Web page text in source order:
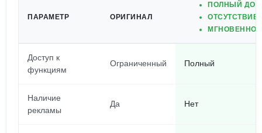
ПАРАМЕТР ОРИГИНАЛ
ПОЛНЫЙ
ОТСУТСТВИЕ
Доступ к
функциям
Ограниченный Полный
Наличие
рекламы
Да Нет